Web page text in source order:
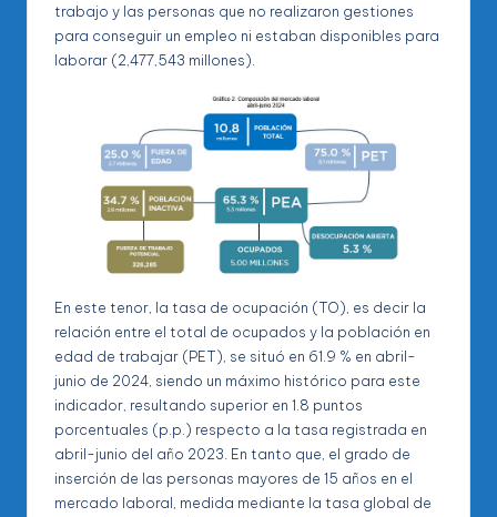
trabajo y las personas que no realizaron gestiones
para conseguir un empleo ni estaban disponibles para
laborar (2,477,543 millones).
En este tenor, la tasa de ocupación (TO), es decir la
relación entre el total de ocupados y la población en
edad de trabajar (PET), se situó en 61.9 % en abril-
junio de 2024, siendo un máximo histórico para este
indicador, resultando superior en 1.8 puntos
porcentuales (p.p.) respecto a la tasa registrada en
abril-junio del año 2023. En tanto que, el grado de
inserción de las personas mayores de 15 años en el
mercado laboral, medida mediante la tasa global de